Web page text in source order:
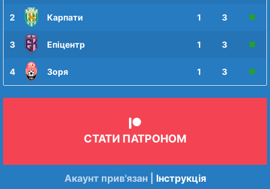
2 Карпати 1 3
3 Епіцентр 1 3
4 Зоря 1 3
СТАТИ ПАТРОНОМ
Акаунт прив'язан | Інструкція